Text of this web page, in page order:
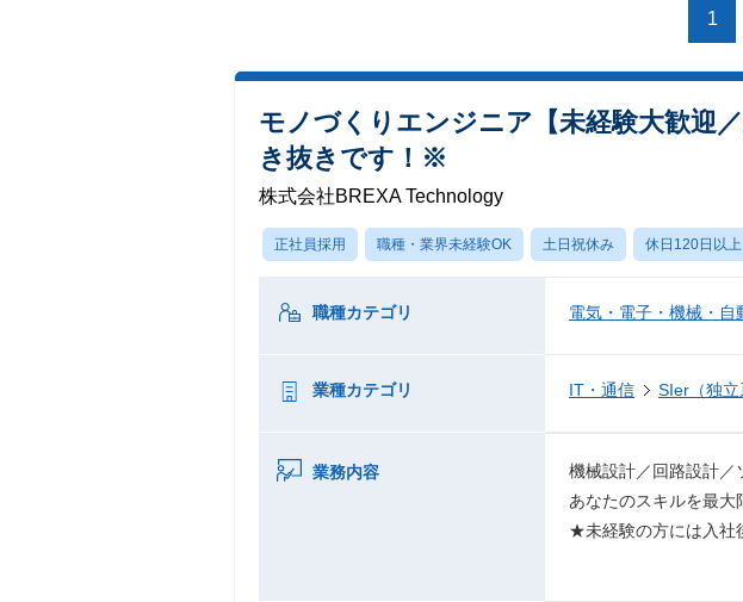
1
モノづくりエンジニア【未経験大歓迎
き抜きです！※
株式会社BREXA Technology
正社員採用 職種・業界未経験OK 土日祝休み 休日120日以上
職種カテゴリ 電気・電子・機械・自
業種カテゴリ IT・通信 SIer（独立
業務内容
機械設計／回路設計／
あなたのスキルを最大
★未経験の方には入社